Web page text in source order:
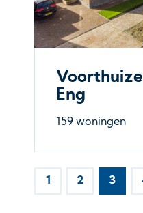
Eng
159 woningen
1 2 3